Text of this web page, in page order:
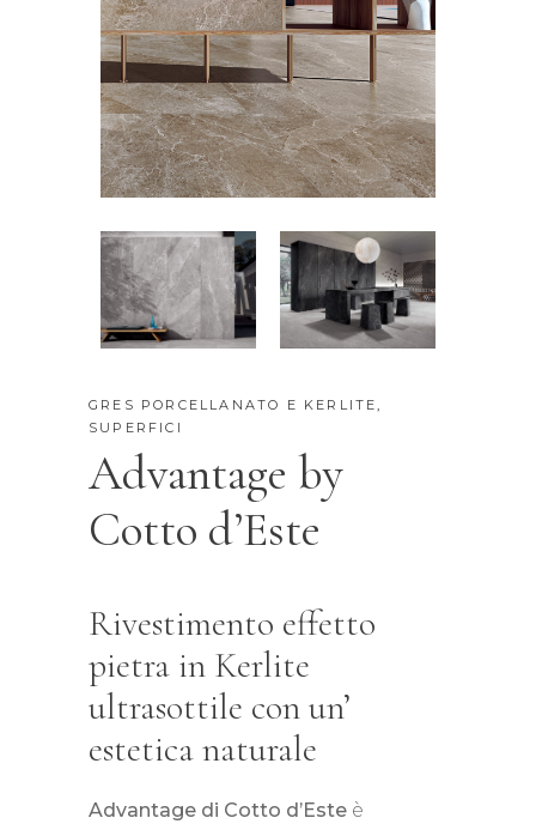
GRES PORCELLANATO E KERLITE,
SUPERFICI
Advantage by
Cotto d’Este
Rivestimento effetto
pietra in Kerlite
ultrasottile con un’
estetica naturale
Advantage di Cotto d’Este è